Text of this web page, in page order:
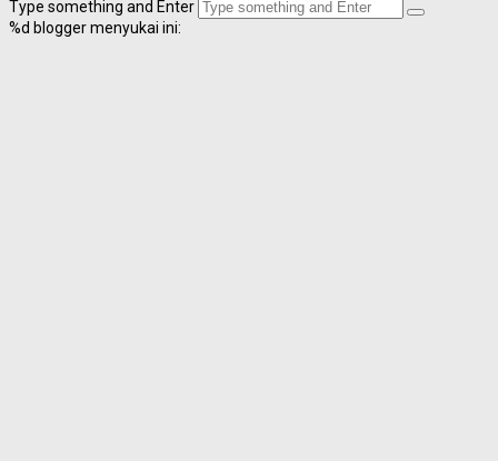
Type something and Enter
%d blogger menyukai ini: